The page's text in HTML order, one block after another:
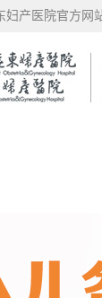
产医院官方网